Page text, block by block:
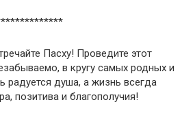
Пасху! Проведите этот
в кругу самых родных и
радуется душа, а жизнь всегда
позитива и благополучия!